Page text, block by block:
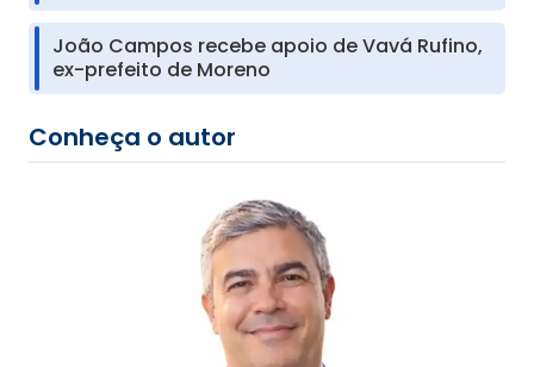
João Campos recebe apoio de Vavá Rufino,
ex-prefeito de Moreno
Conheça o autor